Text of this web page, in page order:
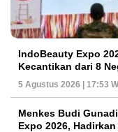
IndoBeauty Expo
Kecantikan dari 8
5 Agustus 2026 | 17:53
Menkes Budi
Expo 2026,